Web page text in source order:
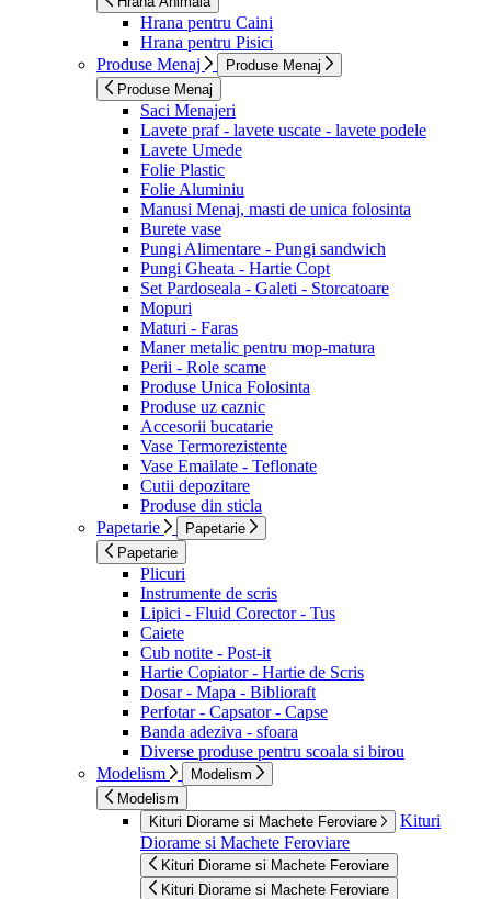
Hrana pentru Caini
Hrana pentru Pisici
Produse Menaj
Produse Menaj
Produse Menaj
Saci Menajeri
Lavete praf - lavete uscate - lavete podele
Lavete Umede
Folie Plastic
Folie Aluminiu
Manusi Menaj, masti de unica folosinta
Burete vase
Pungi Alimentare - Pungi sandwich
Pungi Gheata - Hartie Copt
Set Pardoseala - Galeti - Storcatoare
Mopuri
Maturi - Faras
Maner metalic pentru mop-matura
Perii - Role scame
Produse Unica Folosinta
Produse uz caznic
Accesorii bucatarie
Vase Termorezistente
Vase Emailate - Teflonate
Cutii depozitare
Produse din sticla
Papetarie
Papetarie
Papetarie
Plicuri
Instrumente de scris
Lipici - Fluid Corector - Tus
Caiete
Cub notite - Post-it
Hartie Copiator - Hartie de Scris
Dosar - Mapa - Biblioraft
Perfotar - Capsator - Capse
Banda adeziva - sfoara
Diverse produse pentru scoala si birou
Modelism
Modelism
Modelism
Kituri Diorame si Machete Feroviare
Kituri
Diorame si Machete Feroviare
Kituri Diorame si Machete Feroviare
Kituri Diorame si Machete Feroviare